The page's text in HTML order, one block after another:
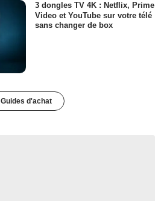
3 dongles TV 4K : Netflix, Prime
Video et YouTube sur votre télé
sans changer de box
Guides d'achat